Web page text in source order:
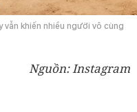
khiến nhiều người vô cùng
Nguồn: Instagram